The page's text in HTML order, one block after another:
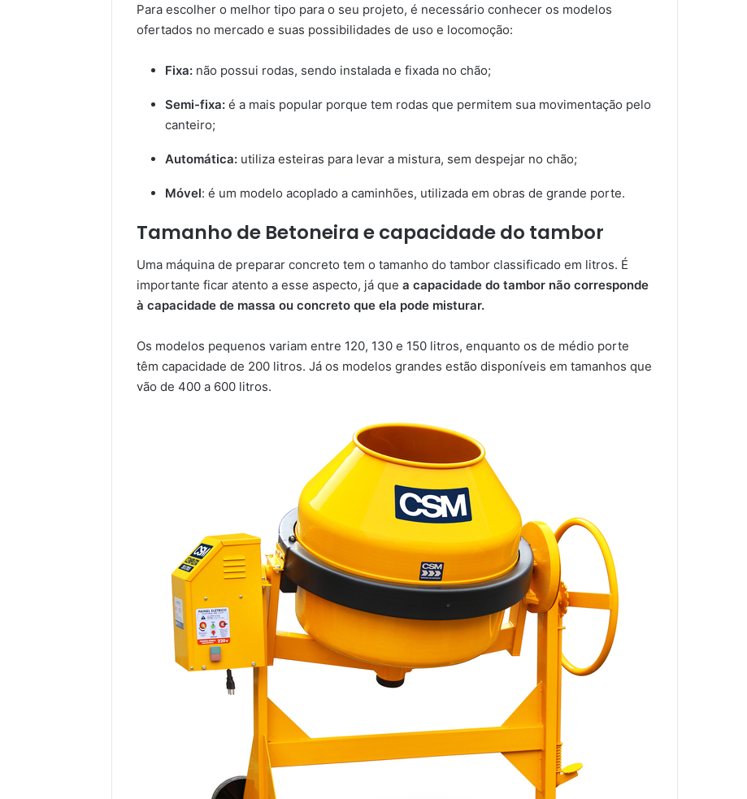
Para escolher o melhor tipo para o seu projeto, é necessário conhecer os modelos
ofertados no mercado e suas possibilidades de uso e locomoção:
Fixa: não possui rodas, sendo instalada e fixada no chão;
Semi-fixa: é a mais popular porque tem rodas que permitem sua movimentação pelo
canteiro;
Automática: utiliza esteiras para levar a mistura, sem despejar no chão;
Móvel: é um modelo acoplado a caminhões, utilizada em obras de grande porte.
Tamanho de Betoneira e capacidade do tambor
Uma máquina de preparar concreto tem o tamanho do tambor classificado em litros. É
importante ficar atento a esse aspecto, já que a capacidade do tambor não corresponde
à capacidade de massa ou concreto que ela pode misturar.
Os modelos pequenos variam entre 120, 130 e 150 litros, enquanto os de médio porte
têm capacidade de 200 litros. Já os modelos grandes estão disponíveis em tamanhos que
vão de 400 a 600 litros.